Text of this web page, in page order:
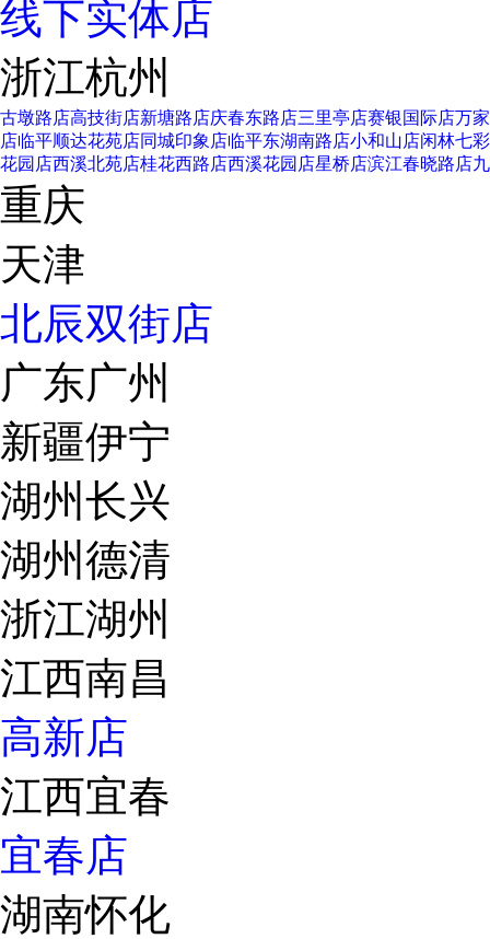
线下实体店
浙江杭州
古墩路店高技街店新塘路店庆春东路店三里亭店赛银国际店万
店临平顺达花苑店同城印象店临平东湖南路店小和山店闲林七
花园店西溪北苑店桂花西路店西溪花园店星桥店滨江春晓路店
重庆
天津
北辰双街店
广东广州
新疆伊宁
湖州长兴
湖州德清
浙江湖州
江西南昌
高新店
江西宜春
宜春店
湖南怀化